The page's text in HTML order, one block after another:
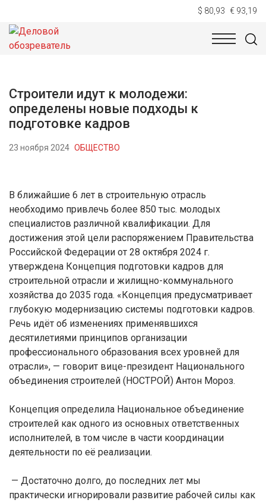
$ 80,93 € 93,19
НОВОСТИ
Строители идут к молодежи:
определены новые подходы к
подготовке кадров
23 ноября 2024 ОБЩЕСТВО
В ближайшие 6 лет в строительную отрасль
необходимо привлечь более 850 тыс. молодых
специалистов различной квалификации. Для
достижения этой цели распоряжением Правительства
Российской Федерации от 28 октября 2024 г.
утверждена Концепция подготовки кадров для
строительной отрасли и жилищно-коммунального
хозяйства до 2035 года. «Концепция предусматривает
глубокую модернизацию системы подготовки кадров.
Речь идёт об изменениях применявшихся
десятилетиями принципов организации
профессионального образования всех уровней для
отрасли», — говорит вице-президент Национального
объединения строителей (НОСТРОЙ) Антон Мороз.
Концепция определила Национальное объединение
строителей как одного из основных ответственных
исполнителей, в том числе в части координации
деятельности по её реализации.
— Достаточно долго, до последних лет мы
практически игнорировали развитие рабочей силы как